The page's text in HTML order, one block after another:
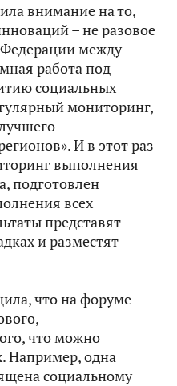
внимание на то,
– не разовое
между
работа под
социальных
мониторинг,
И в этот раз
выполнения
подготовлен
всех
представят
и разместят
что на форуме
что можно
Например, одна
социальному